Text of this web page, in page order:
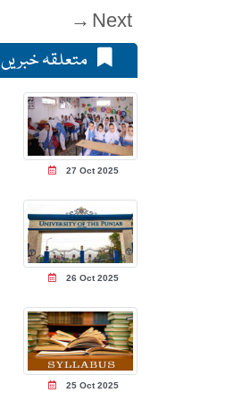
Next →
متعلقہ خبریں
27 Oct 2025
26 Oct 2025
25 Oct 2025